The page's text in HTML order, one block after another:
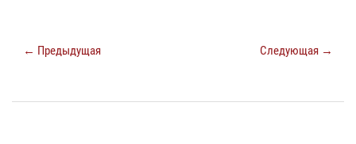
← Предыдущая Следующая →